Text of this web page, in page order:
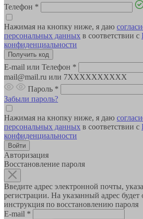
Телефон *
Нажимая на кнопку ниже, я даю
персональных данных в соответствии с
конфиденциальности
E-mail или Телефон *
mail@mail.ru или 7XXXXXXXXXX
Пароль *
Забыли пароль?
Нажимая на кнопку ниже, я даю
персональных данных в соответствии с
конфиденциальности
Авторизация
Восстановление пароля
Введите адрес электронной почты,
регистрации. На указанный адрес будет
инструкция по восстановлению пароля
E-mail *